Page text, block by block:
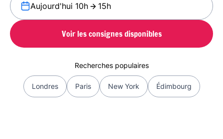
Aujourd'hui 10h 15h
Voir les consignes disponibles
Recherches populaires
Londres Paris New York Édimbourg